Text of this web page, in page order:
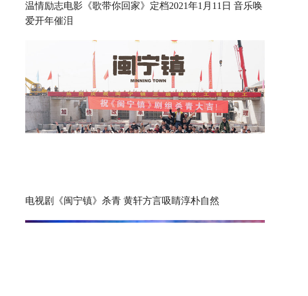
温情励志电影《歌带你回家》定档2021年1月11日 音乐唤
爱开年催泪
电视剧《闽宁镇》杀青 黄轩方言吸睛淳朴自然